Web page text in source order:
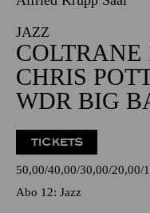
JAZZ
COLTRANE
CHRIS
WDR BIG
TICKETS
50,00 40,00 30,00 20,00
Abo 12: Jazz